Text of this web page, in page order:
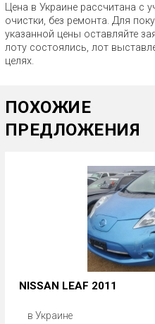
Цена в Украине рассчитана с
очистки, без ремонта. Для
указанной цены оставляйте
лоту состоялись, лот
целях.
ПОХОЖИЕ
ПРЕДЛОЖЕНИЯ
NISSAN LEAF 2011
в Украине